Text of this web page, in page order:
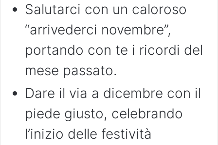
Salutarci con un caloroso
“arrivederci novembre”,
portando con te i ricordi del
mese passato.
Dare il via a dicembre con il
piede giusto, celebrando
l’inizio delle festività